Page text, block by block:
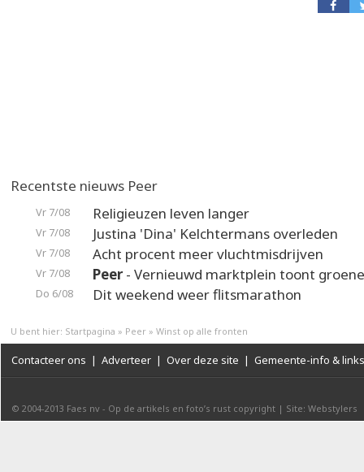
Recentste nieuws Peer
Vr 7/08 Religieuzen leven langer
Vr 7/08 Justina 'Dina' Kelchtermans overleden
Vr 7/08 Acht procent meer vluchtmisdrijven
Vr 7/08 Peer- Vernieuwd marktplein toont
Do 6/08 Dit weekend weer flitsmarathon
U bent hier: Startpagina » Peer » Winst op alle fronten
Contacteer ons | Adverteer | Over deze site | Gemeente-info & links
© 2004-2013 Faes nv - Op de artikels en foto’s rust copyright | Site: Webstylers